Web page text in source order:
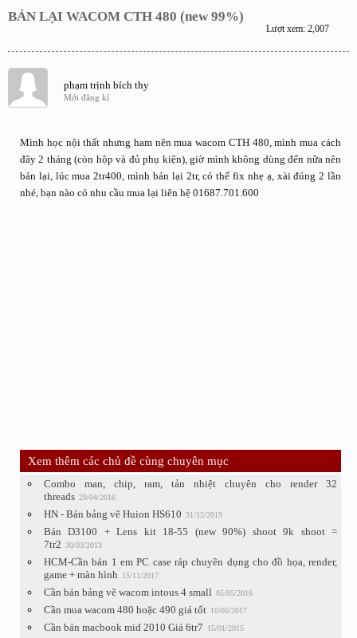
BÁN LẠI WACOM CTH 480 (new 99%)
Lượt xem: 2,007
phạm trịnh bích thy
Mới đăng kí
Mình học nội thất nhưng ham nên mua wacom CTH 480, mình mua cách
đây 2 tháng (còn hộp và đủ phụ kiện), giờ mình không dùng đến nữa nên
bán lại, lúc mua 2tr400, mình bán lại 2tr, có thể fix nhẹ ạ, xài đúng 2 lần
nhé, bạn nào có nhu cầu mua lại liên hệ 01687.701.600
Xem thêm các chủ đề cùng chuyên mục
Combo man, chip, ram, tản nhiệt chuyên cho render 32
threads 29/04/2016
HN - Bán bảng vẽ Huion HS610 31/12/2019
Bán D3100 + Lens kit 18-55 (new 90%) shoot 9k shoot =
7tr2 30/03/2013
HCM-Cần bán 1 em PC case ráp chuyên dụng cho đồ họa, render,
game + màn hình
15/11/2017
Cần bán bảng vẽ wacom intous 4 small 05/05/2016
Cần mua wacom 480 hoặc 490 giá tốt 10/05/2017
Cần bán macbook mid 2010 Giá 6tr7 15/01/2015